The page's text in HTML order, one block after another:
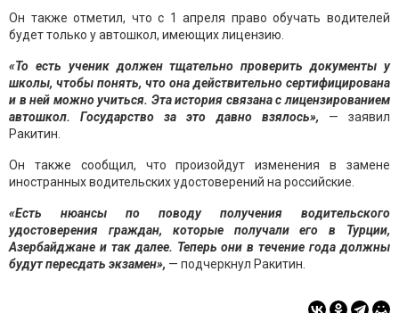
Он также отметил, что с 1 апреля право обучать водителей
будет только у автошкол, имеющих лицензию.
«То есть ученик должен тщательно проверить документы у
школы, чтобы понять, что она действительно сертифицирована
и в ней можно учиться. Эта история связана с лицензированием
автошкол. Государство за это давно взялось», — заявил
Ракитин.
Он также сообщил, что произойдут изменения в замене
иностранных водительских удостоверений на российские.
«Есть нюансы по поводу получения водительского
удостоверения граждан, которые получали его в Турции,
Азербайджане и так далее. Теперь они в течение года должны
будут пересдать экзамен», — подчеркнул Ракитин.